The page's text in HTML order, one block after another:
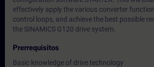
effectively apply the various converter
control loops, and achieve the best possible
the SINAMICS G120 drive system.
Prerrequisitos
Basic knowledge of drive technology